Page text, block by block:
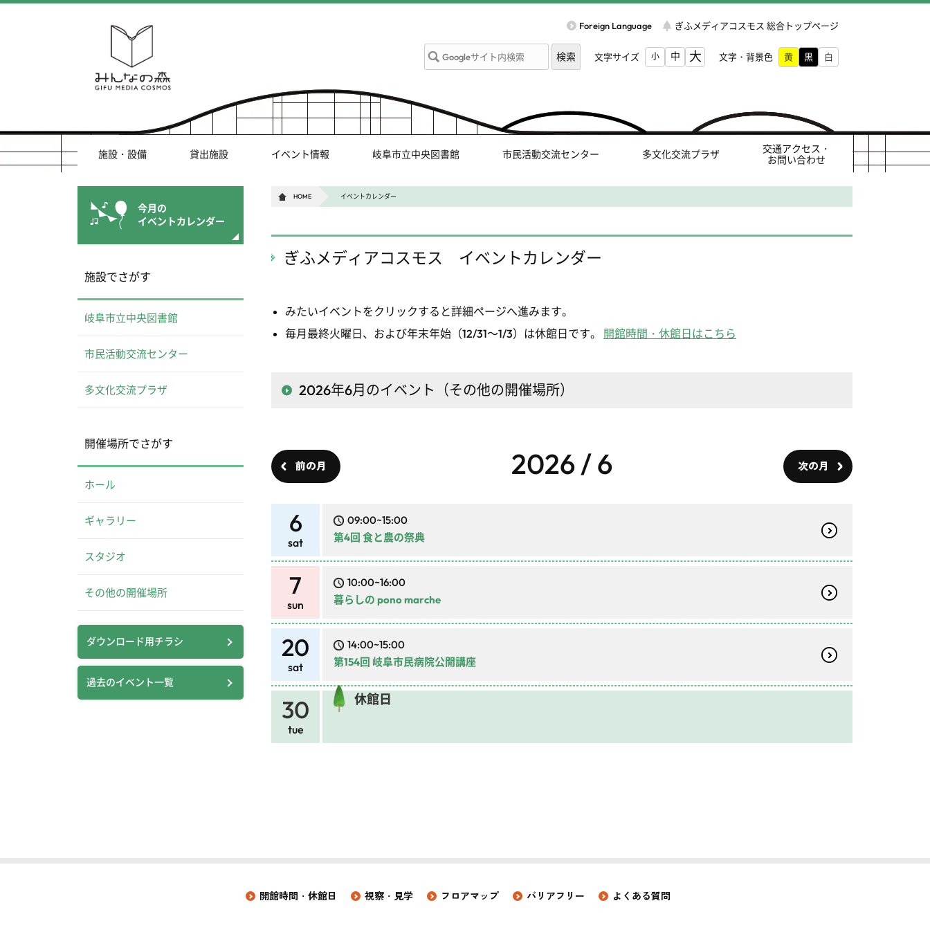
Foreign Language ぎふメディアコスモス 総合トップページ
文字サイズ 小 中 大 文字・背景色
施設・設備 貸出施設 イベント情報 岐阜市立中央図書館 市民活動交流センター 多文化交流プラザ
交通アクセス・
お問い合わせ
HOME イベントカレンダー
ぎふメディアコスモス イベントカレンダー
みたいイベントをクリックすると詳細ページへ進みます。
毎月最終火曜日、および年末年始（12/31～1/3）は休館日です。 開館時間・休館日はこちら
2026年6月のイベント（その他の開催場所）
前の月 2026 / 6 次の月
6
sat
09:00~15:00
第4回 食と農の祭典
7
sun
10:00~16:00
暮らしの pono marche
20
sat
14:00~15:00
第154回 岐阜市民病院公開講座
30
tue
休館日
今月の
イベントカレンダー
施設でさがす
岐阜市立中央図書館
市民活動交流センター
多文化交流プラザ
開催場所でさがす
ホール
ギャラリー
スタジオ
その他の開催場所
ダウンロード用チラシ
過去のイベント一覧
開館時間・休館日 視察・見学 フロアマップ バリアフリー よくある質問